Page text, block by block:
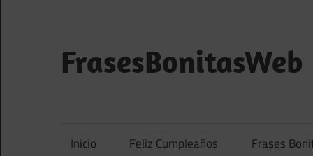
contenido
FrasesBonitasWeb
Inicio Feliz Cumpleaños Frases